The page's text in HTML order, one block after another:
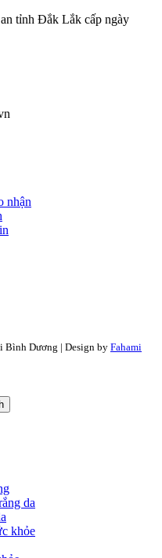
tỉnh Đắk Lắk cấp ngày
nhận
Bình Dương | Design by Fahami
da
khỏe